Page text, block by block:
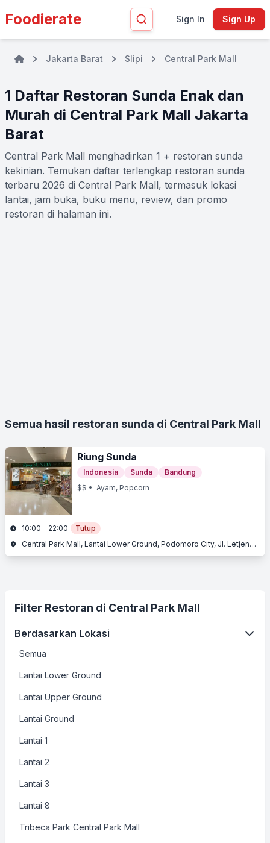
Foodierate Sign In Sign Up
Jakarta Barat Slipi Central Park Mall
1 Daftar Restoran Sunda Enak dan
Murah di Central Park Mall Jakarta
Barat
Central Park Mall menghadirkan 1 + restoran sunda
kekinian. Temukan daftar terlengkap restoran sunda
terbaru 2026 di Central Park Mall, termasuk lokasi
lantai, jam buka, buku menu, review, dan promo
restoran di halaman ini.
Semua hasil restoran sunda di Central Park Mall
Riung Sunda
Indonesia Sunda
Bandung
$$ • Ayam, Popcorn
10:00 - 22:00
Tutup
Central Park Mall, Lantai Lower Ground, Podomoro City, Jl. Letjend. S. Parman Kav. 28, Slipi, Jakarta Barat, Jakarta
Filter Restoran di Central Park Mall
Berdasarkan Lokasi
Semua
Lantai Lower Ground
Lantai Upper Ground
Lantai Ground
Lantai 1
Lantai 2
Lantai 3
Lantai 8
Tribeca Park Central Park Mall